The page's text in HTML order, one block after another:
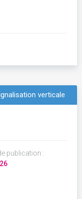
verticale
publication :